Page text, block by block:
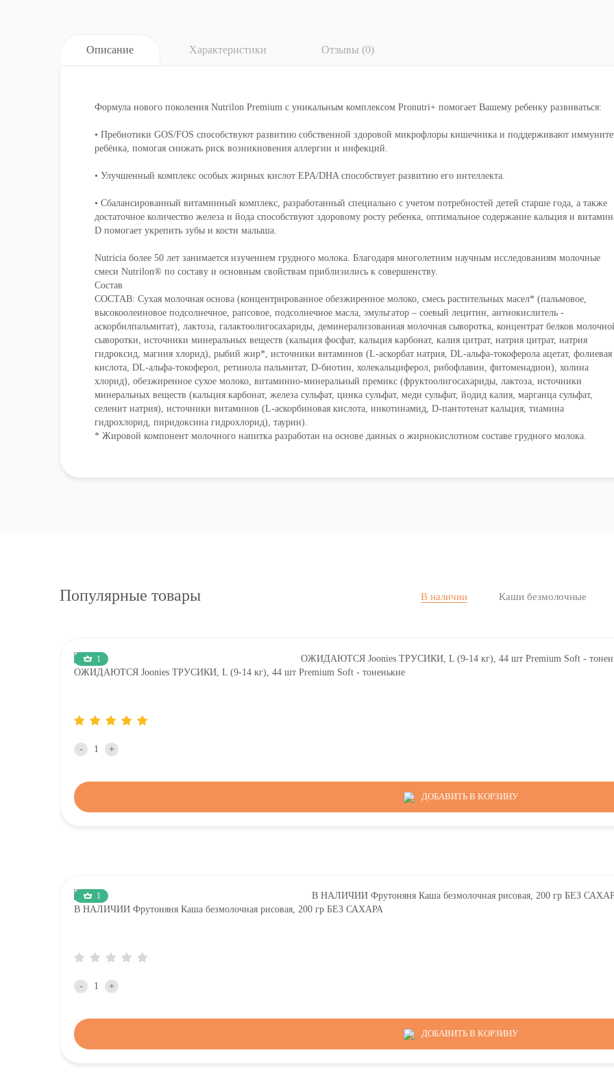
Описание Характеристики Отзывы (0)
Формула нового поколения Nutrilon Premium с уникальным комплексом Pronutri+ помогает Вашему ребенку развиваться:
• Пребиотики GOS/FOS способствуют развитию собственной здоровой микрофлоры кишечника и поддерживают
ребёнка, помогая снижать риск возникновения аллергии и инфекций.
• Улучшенный комплекс особых жирных кислот EPA/DHA способствует развитию его интеллекта.
• Сбалансированный витаминный комплекс, разработанный специально с учетом потребностей детей старше года, а также
достаточное количество железа и йода способствуют здоровому росту ребенка, оптимальное содержание кальция и
D помогает укрепить зубы и кости малыша.
Nutricia более 50 лет занимается изучением грудного молока. Благодаря многолетним научным исследованиям молочные
смеси Nutrilon® по составу и основным свойствам приблизились к совершенству.
Состав
СОСТАВ: Сухая молочная основа (концентрированное обезжиренное молоко, смесь растительных масел* (пальмовое,
высокоолеиновое подсолнечное, рапсовое, подсолнечное масла, эмульгатор – соевый лецитин, антиокислитель -
аскорбилпальмитат), лактоза, галактоолигосахариды, деминерализованная молочная сыворотка, концентрат белков
сыворотки, источники минеральных веществ (кальция фосфат, кальция карбонат, калия цитрат, натрия цитрат, натрия
гидроксид, магния хлорид), рыбий жир*, источники витаминов (L-аскорбат натрия, DL-альфа-токоферола ацетат, фолиевая
кислота, DL-альфа-токоферол, ретинола пальмитат, D-биотин, холекальциферол, рибофлавин, фитоменадион), холина
хлорид), обезжиренное сухое молоко, витаминно-минеральный премикс (фруктоолигосахариды, лактоза, источники
минеральных веществ (кальция карбонат, железа сульфат, цинка сульфат, меди сульфат, йодид калия, марганца сульфат,
селенит натрия), источники витаминов (L-аскорбиновая кислота, никотинамид, D-пантотенат кальция, тиамина
гидрохлорид, пиридоксина гидрохлорид), таурин).
* Жировой компонент молочного напитка разработан на основе данных о жирнокислотном составе грудного молока.
Популярные товары В наличии Каши безмолочные
1
ОЖИДАЮТСЯ Joonies ТРУСИКИ, L (9-14 кг), 44 шт Premium Soft - тоненькие
- +
ДОБАВИТЬ В КОРЗИНУ
1
В НАЛИЧИИ Фрутоняня Каша безмолочная рисовая, 200 гр БЕЗ САХАРА
- +
ДОБАВИТЬ В КОРЗИНУ